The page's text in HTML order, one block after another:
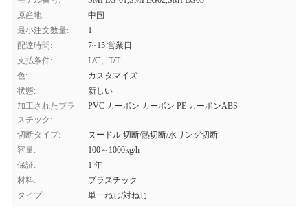
原産地:
中国
最小注文数量:
1
配達時間:
7~15 営業日
支払条件:
L/C、T/T
色:
カスタマイズ
状態:
新しい
加工されたプラ
スチック:
PVC カーボン カーボン PE カーボンABS
切断タイプ:
ヌードル 切断/熱切断/水リング切断
容量:
100～1000kg/h
保証:
1 年
材料:
プラスチック
タイプ:
単一ねじ/対ねじ